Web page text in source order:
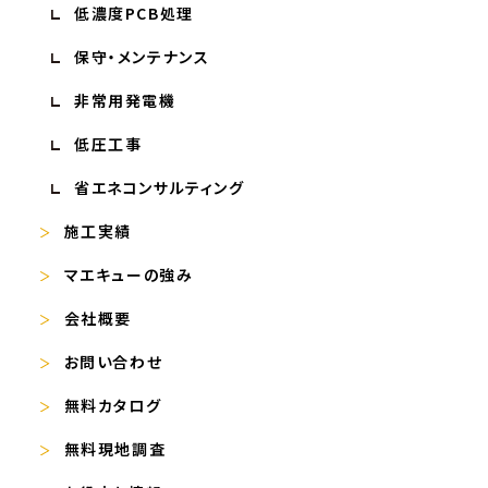
低濃度PCB処理
保守・メンテナンス
非常用発電機
低圧工事
省エネコンサルティング
施工実績
マエキューの強み
会社概要
お問い合わせ
無料カタログ
無料現地調査